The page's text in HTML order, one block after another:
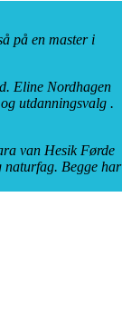
på en master i
Eline Nordhagen
utdanningsvalg .
van Hesik Førde
naturfag. Begge har